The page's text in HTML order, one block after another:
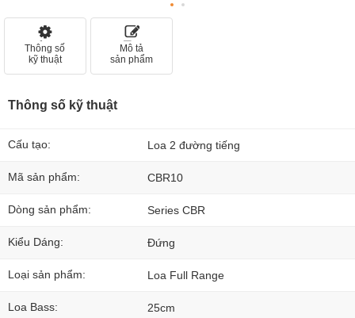
Thông số
kỹ thuật
Mô tả
sản phẩm
Thông số kỹ thuật
Cấu tạo: Loa 2 đường tiếng
Mã sản phẩm: CBR10
Dòng sản phẩm: Series CBR
Kiểu Dáng: Đứng
Loại sản phẩm: Loa Full Range
Loa Bass: 25cm